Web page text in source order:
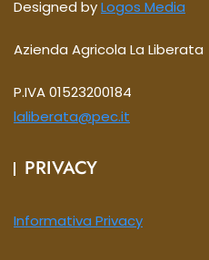
Designed byLogos Media
Azienda Agricola La Liberata
P.IVA 01523200184
laliberata@pec.it
PRIVACY
Informativa Privacy